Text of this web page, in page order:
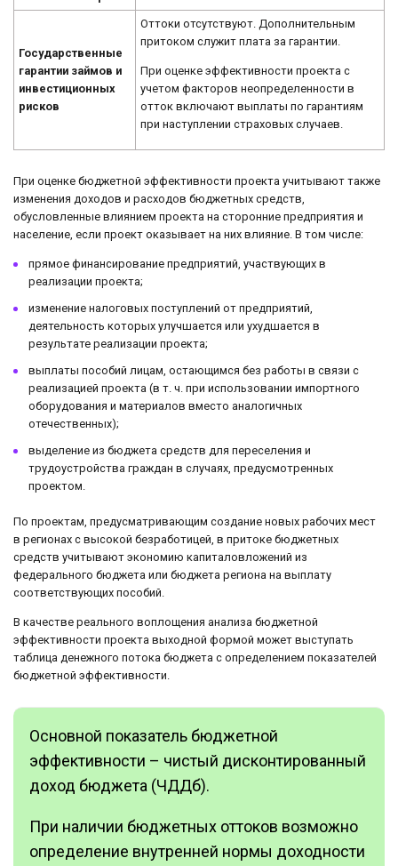
Государственные
гарантии займов и
инвестиционных
рисков
Оттоки отсутствуют. Дополнительным
притоком служит плата за гарантии.
При оценке эффективности проекта с
учетом факторов неопределенности в
отток включают выплаты по гарантиям
при наступлении страховых случаев.
При оценке бюджетной эффективности проекта учитывают также
изменения доходов и расходов бюджетных средств,
обусловленные влиянием проекта на сторонние предприятия и
население, если проект оказывает на них влияние. В том числе:
прямое финансирование предприятий, участвующих в
реализации проекта;
изменение налоговых поступлений от предприятий,
деятельность которых улучшается или ухудшается в
результате реализации проекта;
выплаты пособий лицам, остающимся без работы в связи с
реализацией проекта (в т. ч. при использовании импортного
оборудования и материалов вместо аналогичных
отечественных);
выделение из бюджета средств для переселения и
трудоустройства граждан в случаях, предусмотренных
проектом.
По проектам, предусматривающим создание новых рабочих мест
в регионах с высокой безработицей, в притоке бюджетных
средств учитывают экономию капиталовложений из
федерального бюджета или бюджета региона на выплату
соответствующих пособий.
В качестве реального воплощения анализа бюджетной
эффективности проекта выходной формой может выступать
таблица денежного потока бюджета с определением показателей
бюджетной эффективности.
Основной показатель бюджетной
эффективности – чистый дисконтированный
доход бюджета (ЧДДб).
При наличии бюджетных оттоков возможно
определение внутренней нормы доходности